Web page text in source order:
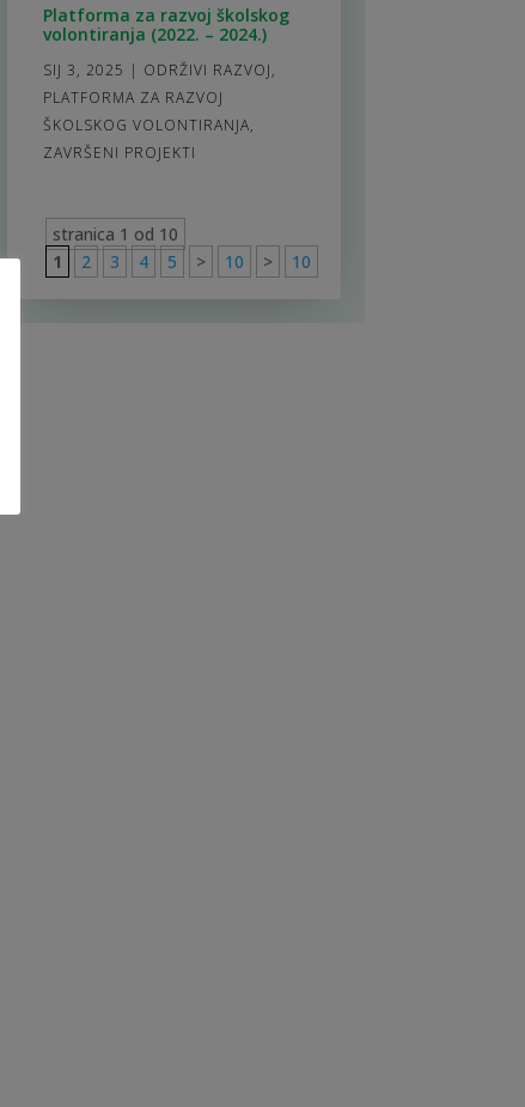
Platforma za razvoj školskog
volontiranja (2022. – 2024.)
SIJ 3, 2025 | ODRŽIVI RAZVOJ,
PLATFORMA ZA RAZVOJ
ŠKOLSKOG VOLONTIRANJA,
ZAVRŠENI PROJEKTI
stranica 1 od 10
1
2 3 4 5 > 10 > 10